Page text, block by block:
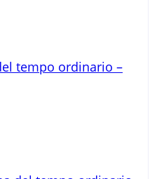
tempo ordinario –